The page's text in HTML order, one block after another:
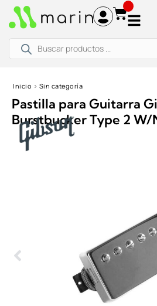
productos
Inicio › Sin categoría
Pastilla para Guitarra
Burstbucker Type 2